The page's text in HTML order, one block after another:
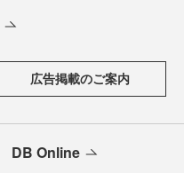
広告掲載のご案内
DB Online